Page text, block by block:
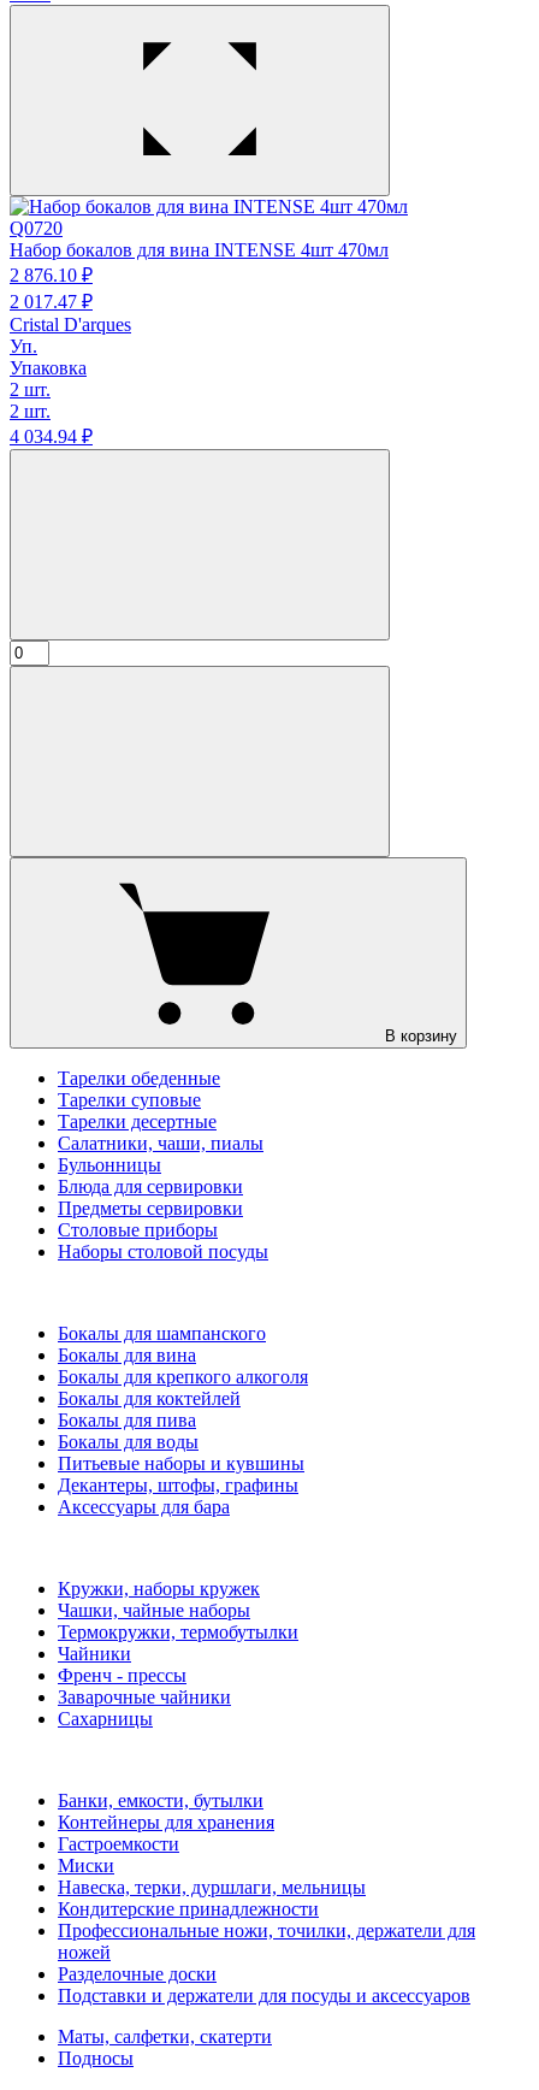
Q0720
Набор бокалов для вина INTENSE 4шт 470мл
2 876.10 ₽
2 017.47 ₽
Cristal D'arques
Уп.
Упаковка
2 шт.
2 шт.
4 034.94 ₽
В корзину
Тарелки обеденные
Тарелки суповые
Тарелки десертные
Салатники, чаши, пиалы
Бульонницы
Блюда для сервировки
Предметы сервировки
Столовые приборы
Наборы столовой посуды
Бокалы для шампанского
Бокалы для вина
Бокалы для крепкого алкоголя
Бокалы для коктейлей
Бокалы для пива
Бокалы для воды
Питьевые наборы и кувшины
Декантеры, штофы, графины
Аксессуары для бара
Кружки, наборы кружек
Чашки, чайные наборы
Термокружки, термобутылки
Чайники
Френч - прессы
Заварочные чайники
Сахарницы
Банки, емкости, бутылки
Контейнеры для хранения
Гастроемкости
Миски
Навеска, терки, дуршлаги, мельницы
Кондитерские принадлежности
Профессиональные ножи, точилки, держатели для
ножей
Разделочные доски
Подставки и держатели для посуды и аксессуаров
Маты, салфетки, скатерти
Подносы